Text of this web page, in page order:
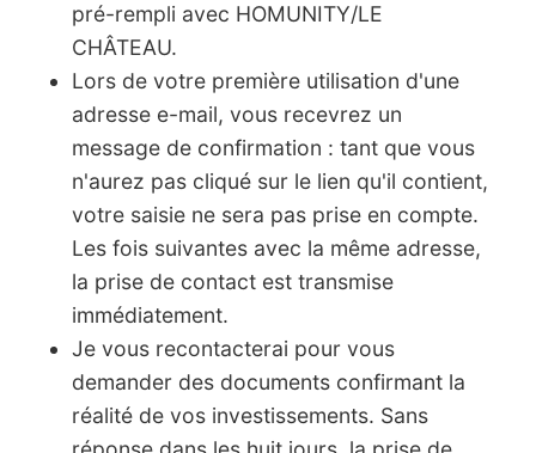
pré-rempli avec HOMUNITY/LE
CHÂTEAU.
Lors de votre première utilisation d'une
adresse e-mail, vous recevrez un
message de confirmation : tant que vous
n'aurez pas cliqué sur le lien qu'il contient,
votre saisie ne sera pas prise en compte.
Les fois suivantes avec la même adresse,
la prise de contact est transmise
immédiatement.
Je vous recontacterai pour vous
demander des documents confirmant la
réalité de vos investissements. Sans